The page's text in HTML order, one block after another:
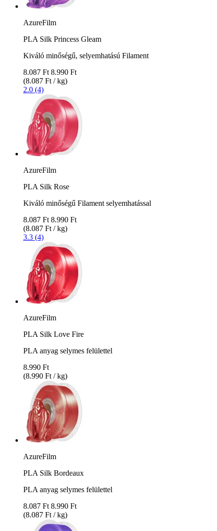
AzureFilm
PLA Silk Princess Gleam
Kiváló minőségű, selyemhatású Filament
8.087 Ft 8.990 Ft
(8.087 Ft / kg)
2.0 (4)
AzureFilm
PLA Silk Rose
Kiváló minőségű Filament selyemhatással
8.087 Ft 8.990 Ft
(8.087 Ft / kg)
3.3 (4)
AzureFilm
PLA Silk Love Fire
PLA anyag selymes felülettel
8.990 Ft
(8.990 Ft / kg)
AzureFilm
PLA Silk Bordeaux
PLA anyag selymes felülettel
8.087 Ft 8.990 Ft
(8.087 Ft / kg)